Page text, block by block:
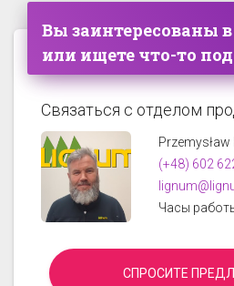
Вы заинтересованы
или ищете что-то
Связаться с отделом
(+48) 602
Часы
СПРОСИТЕ